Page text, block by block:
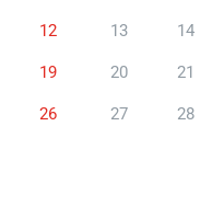
12 13 14
19 20 21
26 27 28